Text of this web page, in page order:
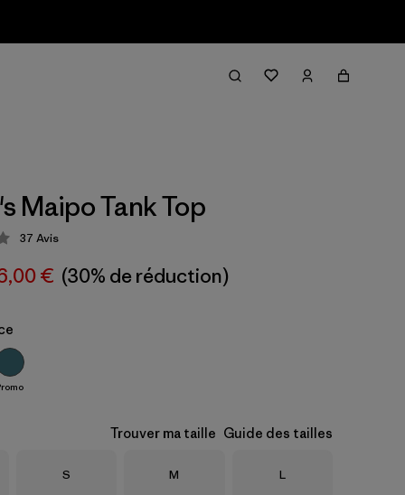
Maipo Tank Top
4.3 / 5
37 Avis
€ (30% de réduction)
Trouver ma taille Guide des tailles
Taille
S Taille
M Taille
L